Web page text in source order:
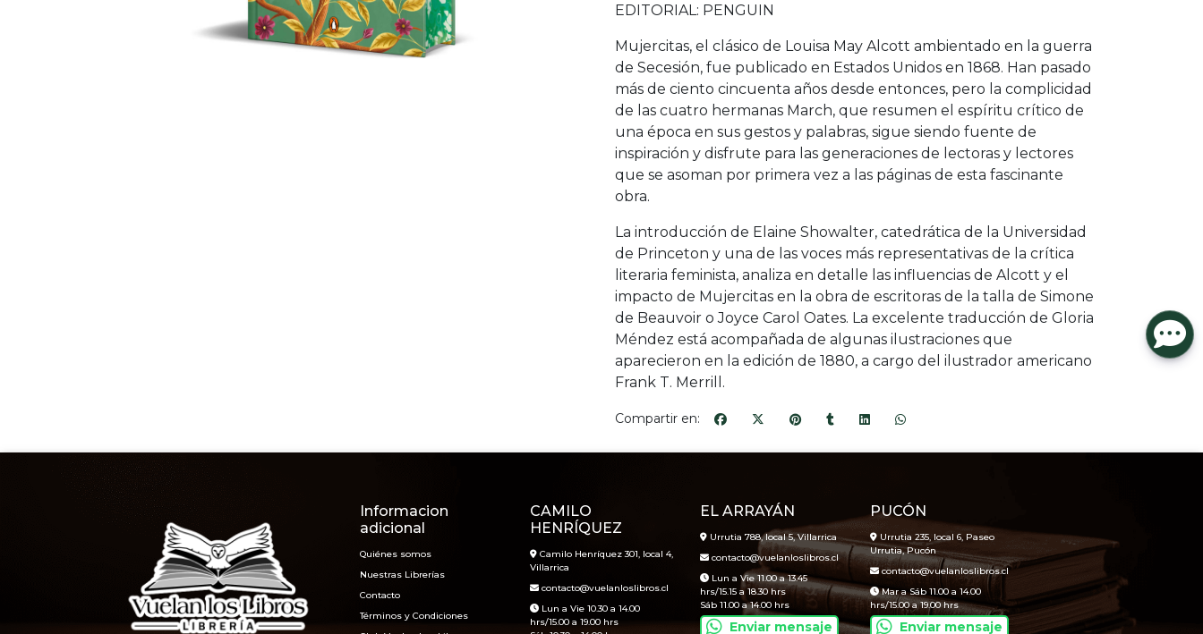
EDITORIAL: PENGUIN
Mujercitas, el clásico de Louisa May Alcott ambientado en la guerra
de Secesión, fue publicado en Estados Unidos en 1868. Han pasado
más de ciento cincuenta años desde entonces, pero la complicidad
de las cuatro hermanas March, que resumen el espíritu crítico de
una época en sus gestos y palabras, sigue siendo fuente de
inspiración y disfrute para las generaciones de lectoras y lectores
que se asoman por primera vez a las páginas de esta fascinante
obra.
La introducción de Elaine Showalter, catedrática de la Universidad
de Princeton y una de las voces más representativas de la crítica
literaria feminista, analiza en detalle las influencias de Alcott y el
impacto de Mujercitas en la obra de escritoras de la talla de Simone
de Beauvoir o Joyce Carol Oates. La excelente traducción de Gloria
Méndez está acompañada de algunas ilustraciones que
aparecieron en la edición de 1880, a cargo del ilustrador americano
Frank T. Merrill.
Compartir en:
Informacion
adicional
Quiénes somos
Nuestras Librerías
Contacto
Términos y Condiciones
CAMILO
HENRÍQUEZ
Camilo Henríquez 301, local 4,
Villarrica
contacto@vuelanloslibros.cl
Lun a Vie 10.30 a 14.00
hrs/15.00 a 19.00 hrs
EL ARRAYÁN
Urrutia 788, local 5, Villarrica
contacto@vuelanloslibros.cl
Lun a Vie 11.00 a 13.45
hrs/15.15 a 18.30 hrs
Sáb 11.00 a 14.00 hrs
Enviar mensaje
PUCÓN
Urrutia 235, local 6, Paseo
Urrutia, Pucón
contacto@vuelanloslibros.cl
Mar a Sáb 11.00 a 14.00
hrs/15.00 a 19.00 hrs
Enviar mensaje